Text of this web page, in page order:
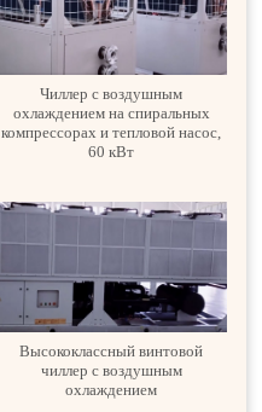
Чиллер с воздушным
охлаждением на спиральных
компрессорах и тепловой насос,
60 кВт
Высококлассный винтовой
чиллер с воздушным
охлаждением